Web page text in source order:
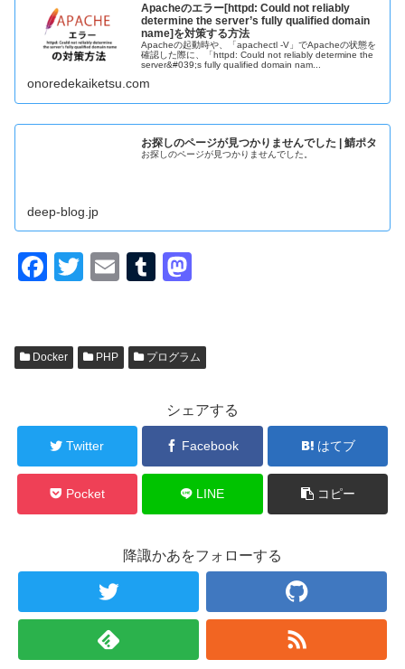
Apacheのエラー[httpd: Could not reliably
determine the server’s fully qualified domain
name]を対策する方法
Apacheの起動時や、「apachectl -V」でApacheの状態を
確認した際に、「httpd: Could not reliably determine the
server&#039;s fully qualified domain nam...
onoredekaiketsu.com
お探しのページが見つかりませんでした | 鯖ポタ
お探しのページが見つかりませんでした。
deep-blog.jp
F
e
o
k
T
er
E
T
bl o
o
n
Docker PHP プログラム
シェアする
Twitter Facebook はてブ
Pocket LINE コピー
降諏かあをフォローする